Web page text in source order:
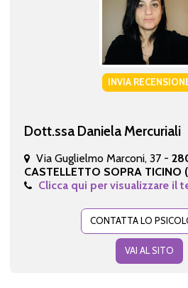
INVIA
Dott.ssa Daniela Mercuriali
Via Guglielmo Marconi, 37 -
CASTELLETTO SOPRA TICINO
Clicca qui per visualizzare il
CONTATTA LO
VAI AL SITO